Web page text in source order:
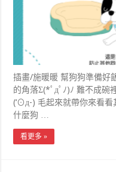
插畫/施暖暖 幫狗狗準備好
的角落Σ(*ﾟдﾟﾉ)ﾉ 難不成碗
(‘⊙д-) 毛起來就帶你來看
什麼狗 …
看更多 »